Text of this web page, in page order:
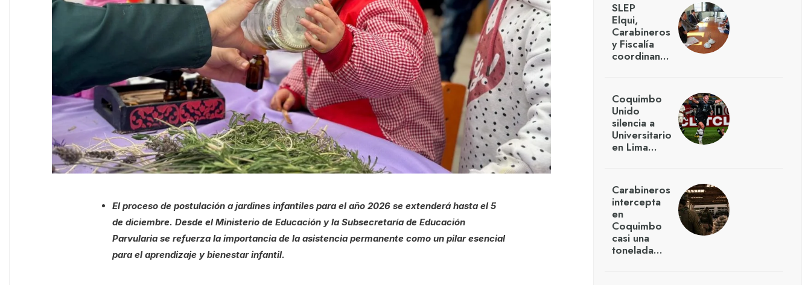
El proceso de postulación a jardines infantiles para el año 2026 se extenderá hasta el 5
de diciembre. Desde el Ministerio de Educación y la Subsecretaría de Educación
Parvularia se refuerza la importancia de la asistencia permanente como un pilar esencial
para el aprendizaje y bienestar infantil.
SLEP
Elqui,
Carabineros
y Fiscalía
coordinan…
Coquimbo
Unido
silencia a
Universitario
en Lima…
Carabineros
intercepta
en
Coquimbo
casi una
tonelada…